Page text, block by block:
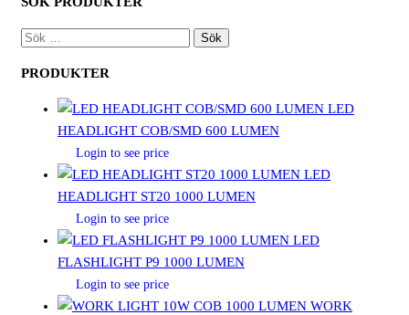
SÖK
PRODUKTER
LED
HEADLIGHT COB/SMD 600 LUMEN
Login to see price
LED
HEADLIGHT ST20 1000 LUMEN
Login to see price
LED
FLASHLIGHT P9 1000 LUMEN
Login to see price
WORK